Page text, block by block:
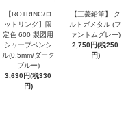
【ROTRING/ロ
ットリング】限
定色 600 製図用
シャープペンシ
ル(0.5mm/ダーク
ブルー)
3,630円(税330
円)
【三菱鉛筆】 ク
ルトガメタル (フ
ァントムグレー)
2,750円(税250
円)